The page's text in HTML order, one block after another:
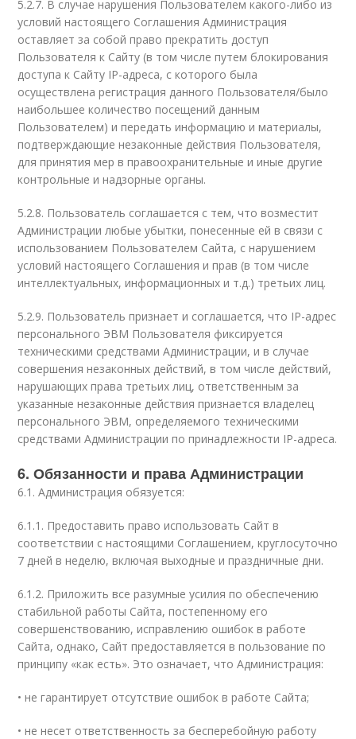
5.2.7. В случае нарушения Пользователем какого-либо из
условий настоящего Соглашения Администрация
оставляет за собой право прекратить доступ
Пользователя к Сайту (в том числе путем блокирования
доступа к Сайту IP-адреса, с которого была
осуществлена регистрация данного Пользователя/было
наибольшее количество посещений данным
Пользователем) и передать информацию и материалы,
подтверждающие незаконные действия Пользователя,
для принятия мер в правоохранительные и иные другие
контрольные и надзорные органы.
5.2.8. Пользователь соглашается с тем, что возместит
Администрации любые убытки, понесенные ей в связи с
использованием Пользователем Сайта, c нарушением
условий настоящего Соглашения и прав (в том числе
интеллектуальных, информационных и т.д.) третьих лиц.
5.2.9. Пользователь признает и соглашается, что IP-адрес
персонального ЭВМ Пользователя фиксируется
техническими средствами Администрации, и в случае
совершения незаконных действий, в том числе действий,
нарушающих права третьих лиц, ответственным за
указанные незаконные действия признается владелец
персонального ЭВМ, определяемого техническими
средствами Администрации по принадлежности IP-адреса.
6. Обязанности и права Администрации
6.1. Администрация обязуется:
6.1.1. Предоставить право использовать Сайт в
соответствии с настоящими Соглашением, круглосуточно
7 дней в неделю, включая выходные и праздничные дни.
6.1.2. Приложить все разумные усилия по обеспечению
стабильной работы Сайта, постепенному его
совершенствованию, исправлению ошибок в работе
Сайта, однако, Сайт предоставляется в пользование по
принципу «как есть». Это означает, что Администрация:
• не гарантирует отсутствие ошибок в работе Сайта;
• не несет ответственность за бесперебойную работу